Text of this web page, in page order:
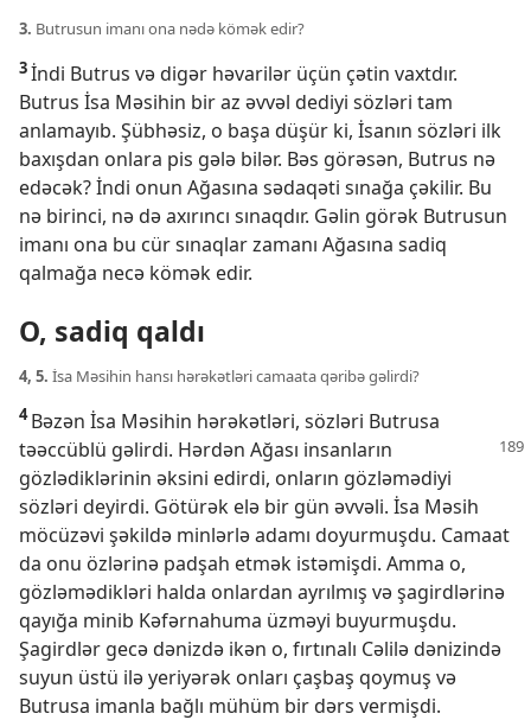
3. Butrusun imanı ona nədə kömək edir?
3İndi Butrus və digər həvarilər üçün çətin vaxtdır.
Butrus İsa Məsihin bir az əvvəl dediyi sözləri tam
anlamayıb. Şübhəsiz, o başa düşür ki, İsanın sözləri ilk
baxışdan onlara pis gələ bilər. Bəs görəsən, Butrus nə
edəcək? İndi onun Ağasına sədaqəti sınağa çəkilir. Bu
nə birinci, nə də axırıncı sınaqdır. Gəlin görək Butrusun
imanı ona bu cür sınaqlar zamanı Ağasına sadiq
qalmağa necə kömək edir.
O, sadiq qaldı
4, 5. İsa Məsihin hansı hərəkətləri camaata qəribə gəlirdi?
4Bəzən İsa Məsihin hərəkətləri, sözləri Butrusa
təəccüblü gəlirdi. Hərdən Ağası insanların
gözlədiklərinin əksini edirdi, onların gözləmədiyi
sözləri deyirdi. Götürək elə bir gün əvvəli. İsa Məsih
möcüzəvi şəkildə minlərlə adamı doyurmuşdu. Camaat
da onu özlərinə padşah etmək istəmişdi. Amma o,
gözləmədikləri halda onlardan ayrılmış və şagirdlərinə
qayığa minib Kəfərnahuma üzməyi buyurmuşdu.
Şagirdlər gecə dənizdə ikən o, fırtınalı Cəlilə dənizində
suyun üstü ilə yeriyərək onları çaşbaş qoymuş və
Butrusa imanla bağlı mühüm bir dərs vermişdi.